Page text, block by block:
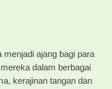
menjadi ajang bagi para
dalam berbagai
kerajinan tangan dan